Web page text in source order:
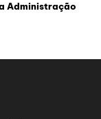
Administração